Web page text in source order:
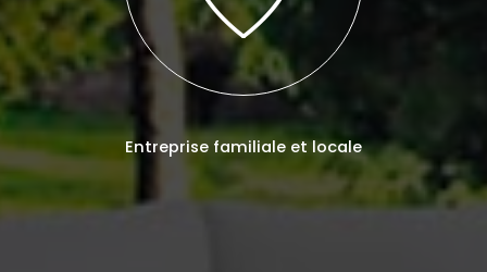
Entreprise familiale et locale